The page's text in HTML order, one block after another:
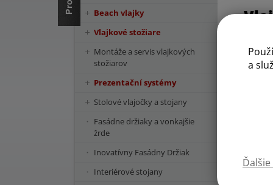
a
Beach vlajky
Vlajkové stožiare
Montáže a servis vlajkových
stožiarov
Prezentační systémy
Stolové vlajočky a stojany
Fasádne držiaky a vonkajšie
žrde
Inovatívny Fasádny Držiak
Interiérové stojany